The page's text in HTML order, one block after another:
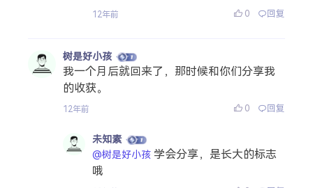
12年前 0 回复
树是好小孩
我一个月后就回来了，那时候和你们分享我
的收获。
12年前 0 回复
未知素
@树是好小孩 学会分享，是长大的标志
哦